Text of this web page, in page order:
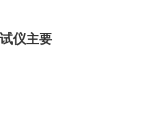
仪主要